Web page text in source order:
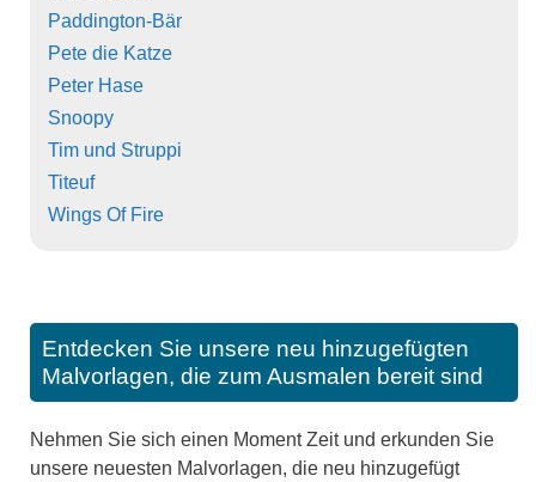
Paddington-Bär
Pete die Katze
Peter Hase
Snoopy
Tim und Struppi
Titeuf
Wings Of Fire
Entdecken Sie unsere neu hinzugefügten
Malvorlagen, die zum Ausmalen bereit sind
Nehmen Sie sich einen Moment Zeit und erkunden Sie
unsere neuesten Malvorlagen, die neu hinzugefügt